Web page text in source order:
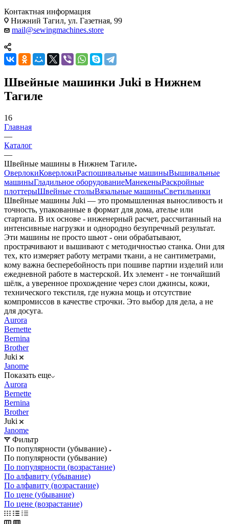
Контактная информация
Нижний Тагил, ул. Газетная, 99
mail@sewingmachines.store
Швейные машинки Juki в Нижнем
Тагиле
16
Главная
—
Каталог
—
Швейные машины в Нижнем Тагиле
ОверлокиКоверлокиРаспошивальные машиныВышивальные
машиныГладильное оборудованиеМанекеныРаскройные
плоттерыШвейные столыВязальные машиныСветильники
Швейные машины Juki — это промышленная выносливость и
точность, упакованные в формат для дома, ателье или
стартапа. В их основе - инженерный расчет, рассчитанный на
интенсивные нагрузки и однородно безупречный результат.
Эти машины не просто шьют - они обрабатывают,
прострачивают и вышивают с методичностью станка. Они для
тех, кто измеряет работу метрами ткани, а не сантиметрами,
кому важна бесперебойность при пошиве партии изделий или
ежедневной работе в мастерской. Их элемент - не тончайший
шёлк, а уверенное прохождение через слои джинсы, кожи,
технического текстиля, где нужна мощь и отсутствие
компромиссов в качестве строчки. Это выбор для дела, а не
для досуга.
Aurora
Bernette
Bernina
Brother
Juki
Janome
Показать еще
Aurora
Bernette
Bernina
Brother
Juki
Janome
Фильтр
По популярности (убывание)
По популярности (убывание)
По популярности (возрастание)
По алфавиту (убывание)
По алфавиту (возрастание)
По цене (убывание)
По цене (возрастание)